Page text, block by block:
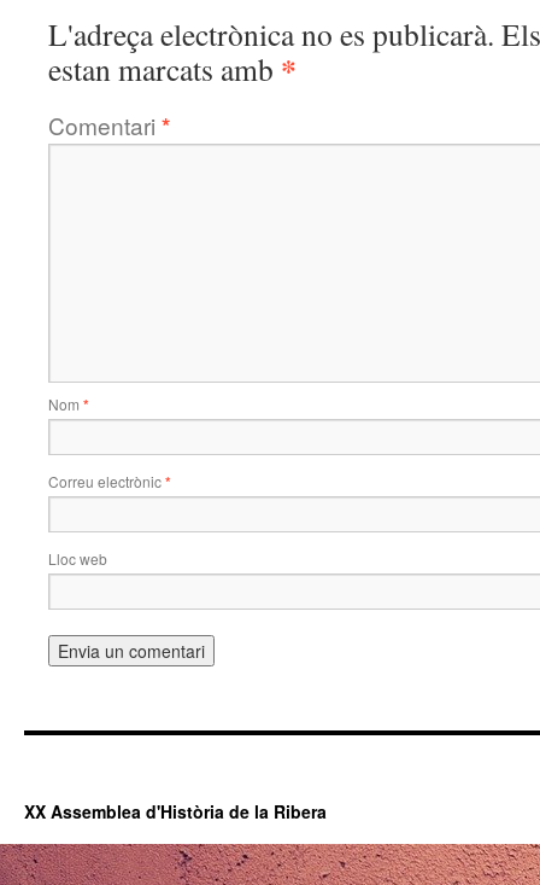
L'adreça electrònica no es publicarà.
estan marcats amb *
Comentari *
Nom *
Correu electrònic*
Lloc web
XX Assemblea d'Història de la Ribera